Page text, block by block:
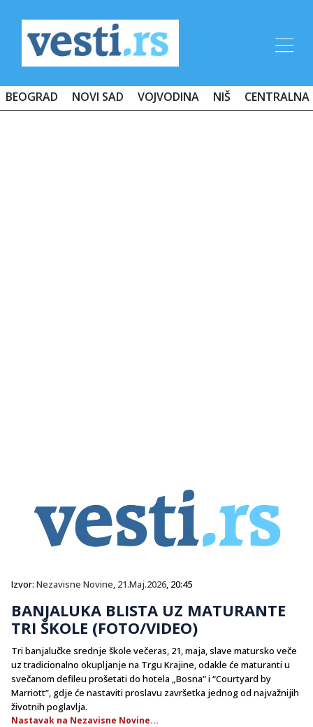
BEOGRAD NOVI SAD VOJVODINA NIŠ CENTRALNA
Izvor: Nezavisne Novine, 21.Maj.2026, 20:45
BANJALUKA BLISTA UZ MATURANTE
TRI ŠKOLE (FOTO/VIDEO)
Tri banjalučke srednje škole večeras, 21, maja, slave matursko veče
uz tradicionalno okupljanje na Trgu Krajine, odakle će maturanti u
svečanom defileu prošetati do hotela „Bosna“ i “Courtyard by
Marriott”, gdje će nastaviti proslavu završetka jednog od najvažnijih
životnih poglavlja.
Nastavak na Nezavisne Novine...